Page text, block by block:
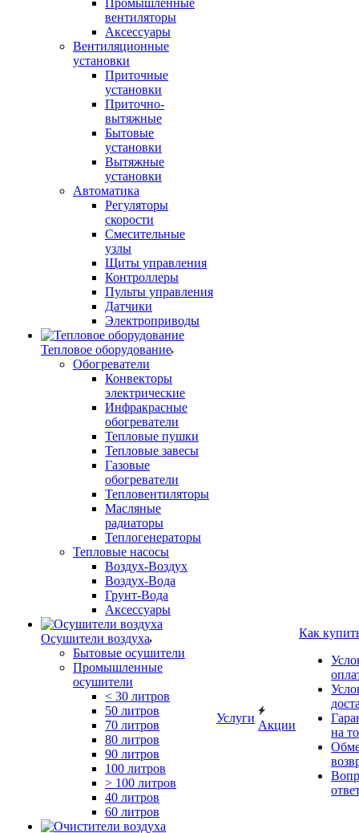
Промышленные
вентиляторы
Аксессуары
Вентиляционные
установки
Приточные
установки
Приточно-
вытяжные
Бытовые
установки
Вытяжные
установки
Автоматика
Регуляторы
скорости
Смесительные
узлы
Щиты управления
Контроллеры
Пульты управления
Датчики
Электроприводы
Тепловое оборудование
Обогреватели
Конвекторы
электрические
Инфракрасные
обогреватели
Тепловые пушки
Тепловые завесы
Газовые
обогреватели
Тепловентиляторы
Масляные
радиаторы
Теплогенераторы
Тепловые насосы
Воздух-Воздух
Воздух-Вода
Грунт-Вода
Аксессуары
Осушители воздуха
Бытовые осушители
Промышленные
осушители
< 30 литров
50 литров
70 литров
80 литров
90 литров
100 литров
> 100 литров
40 литров
60 литров
Услуги
Акции
Как
на